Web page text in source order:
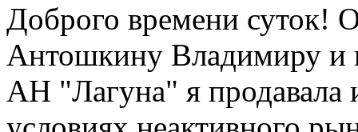
Доброго времени
Антошкину Владимиру и
АН "Лагуна" я продавала